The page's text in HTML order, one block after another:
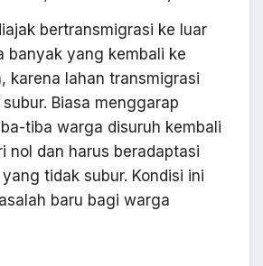
bertransmigrasi ke luar
banyak yang kembali ke
karena lahan transmigrasi
Biasa menggarap
tiba warga disuruh kembali
nol dan harus beradaptasi
tidak subur. Kondisi ini
baru bagi warga